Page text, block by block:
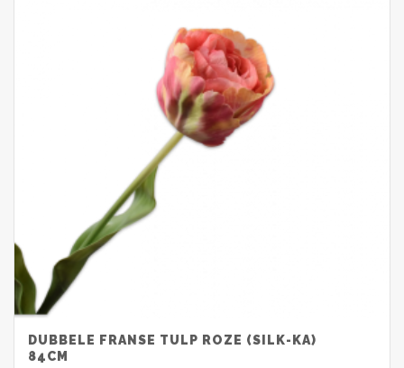
DUBBELE FRANSE TULP ROZE (SILK-KA)
84CM